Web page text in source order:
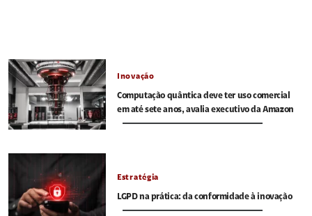
Inovação
Computação quântica deve ter uso comercial
em até sete anos, avalia executivo da Amazon
Estratégia
LGPD na prática: da conformidade à inovação